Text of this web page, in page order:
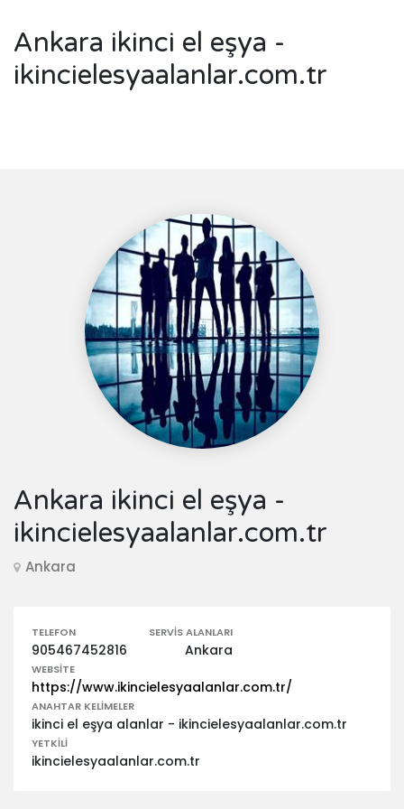
Ankara ikinci el eşya -
ikincielesyaalanlar.com.tr
Ankara ikinci el eşya -
ikincielesyaalanlar.com.tr
Ankara
TELEFON
905467452816
SERVIS ALANLARI
Ankara
WEBSITE
https://www.ikincielesyaalanlar.com.tr/
ANAHTAR KELIMELER
ikinci el eşya alanlar - ikincielesyaalanlar.com.tr
YETKILI
ikincielesyaalanlar.com.tr